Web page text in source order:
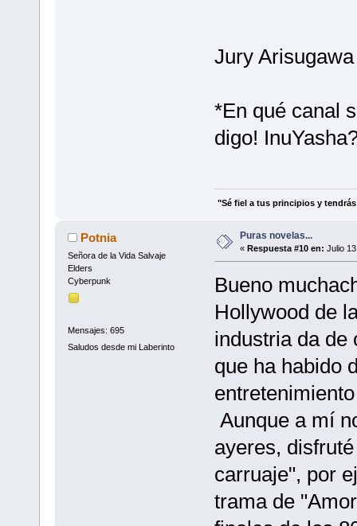
Jury Arisugawa
*En qué canal
digo!
"Sé fiel a tus principios y
Potnia
Señora de la Vida Salvaje
Elders
Cyberpunk
Mensajes: 695
Saludos desde mi Laberinto
Puras novelas...
« Respuesta #10 en: Julio
Bueno
Hollywood de
industria da de
que ha habido
Aunque a mí
ayeres,
carruaje", por
trama de